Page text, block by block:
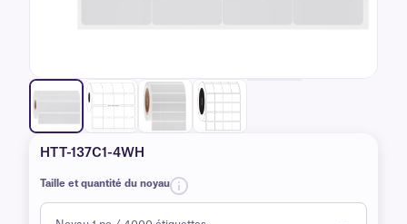
HTT-137C1-4WH
Taille et quantité du noyau